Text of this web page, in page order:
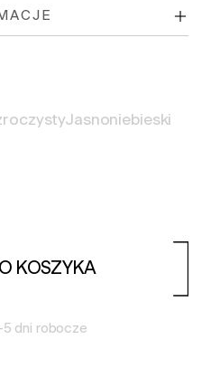
Jasnoniebieski
KOSZYKA
dni robocze